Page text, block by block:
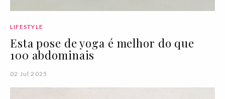
LIFESTYLE
Esta pose de yoga é melhor do que
100 abdominais
02 Jul 2025